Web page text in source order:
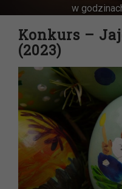
w
w
Konkurs –
(2023)